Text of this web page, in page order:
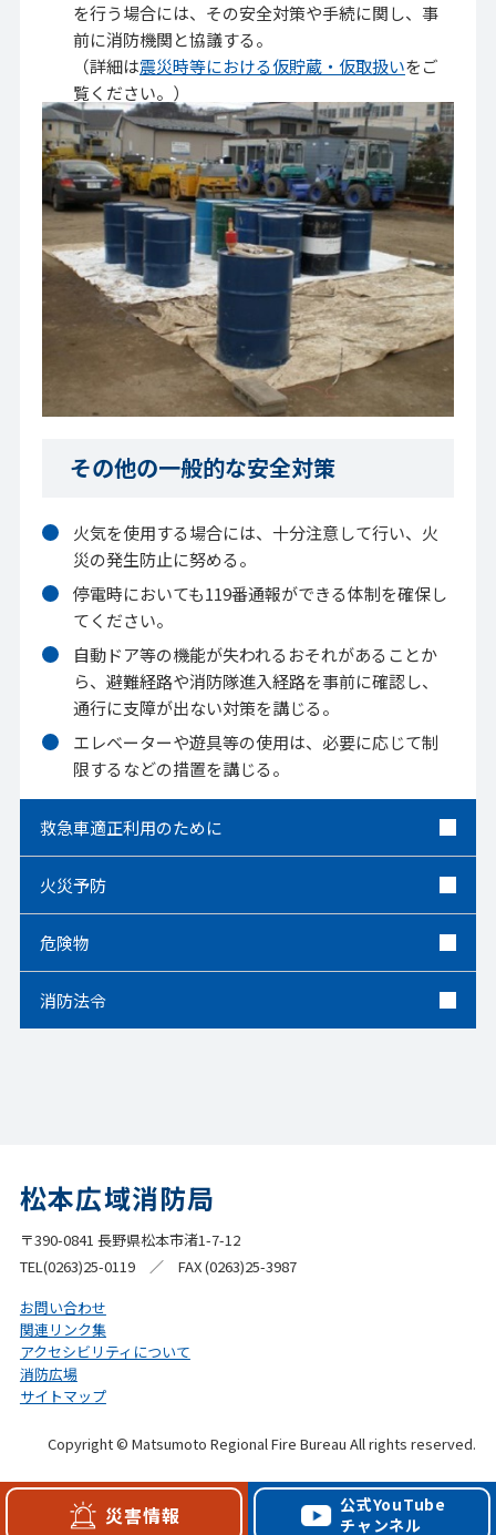
災害情報
公式YouTube
チャンネル
を行う場合には、その安全対策や手続に関し、事
前に消防機関と協議する。
（詳細は震災時等における仮貯蔵・仮取扱いをご
覧ください。）
その他の一般的な安全対策
火気を使用する場合には、十分注意して行い、火
災の発生防止に努める。
停電時においても119番通報ができる体制を確保し
てください。
自動ドア等の機能が失われるおそれがあることか
ら、避難経路や消防隊進入経路を事前に確認し、
通行に支障が出ない対策を講じる。
エレベーターや遊具等の使用は、必要に応じて制
限するなどの措置を講じる。
救急車適正利用のために
火災予防
危険物
消防法令
松本広域消防局
〒390-0841 長野県松本市渚1-7-12
TEL(0263)25-0119 ／ FAX (0263)25-3987
お問い合わせ
関連リンク集
アクセシビリティについて
消防広場
サイトマップ
Copyright © Matsumoto Regional Fire Bureau All rights reserved.